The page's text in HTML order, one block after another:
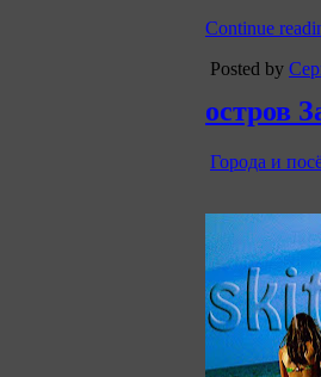
Continue
Posted by
остров
Города и